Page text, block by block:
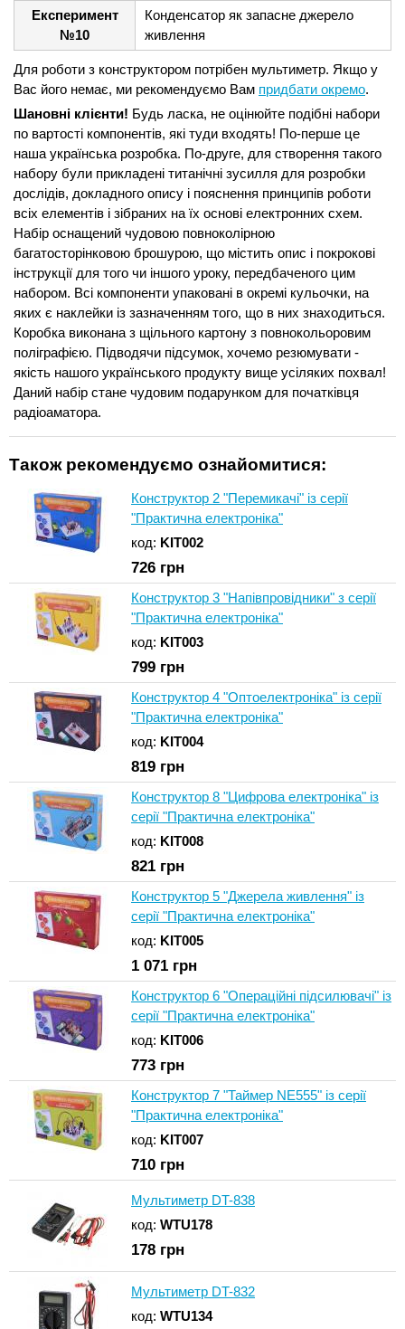
Експеримент
№10
Конденсатор як запасне джерело
живлення
Для роботи з конструктором потрібен мультиметр. Якщо у
Вас його немає, ми рекомендуємо Вам придбати окремо.
Шановні клієнти! Будь ласка, не оцінюйте подібні набори
по вартості компонентів, які туди входять! По-перше це
наша українська розробка. По-друге, для створення такого
набору були прикладені титанічні зусилля для розробки
дослідів, докладного опису і пояснення принципів роботи
всіх елементів і зібраних на їх основі електронних схем.
Набір оснащений чудовою повноколірною
багатосторінковою брошурою, що містить опис і покрокові
інструкції для того чи іншого уроку, передбаченого цим
набором. Всі компоненти упаковані в окремі кульочки, на
яких є наклейки із зазначенням того, що в них знаходиться.
Коробка виконана з щільного картону з повнокольоровим
поліграфією. Підводячи підсумок, хочемо резюмувати -
якість нашого українського продукту вище усіляких похвал!
Даний набір стане чудовим подарунком для початківця
радіоаматора.
Також рекомендуємо ознайомитися:
Конструктор 2 "Перемикачі" із серії
"Практична електроніка"
код: KIT002
726 грн
Конструктор 3 "Напівпровідники" з серії
"Практична електроніка"
код: KIT003
799 грн
Конструктор 4 "Оптоелектроніка" із серії
"Практична електроніка"
код: KIT004
819 грн
Конструктор 8 "Цифрова електроніка" із
серії "Практична електроніка"
код: KIT008
821 грн
Конструктор 5 "Джерела живлення" із
серії "Практична електроніка"
код: KIT005
1 071 грн
Конструктор 6 "Операційні підсилювачі" із
серії "Практична електроніка"
код: KIT006
773 грн
Конструктор 7 "Таймер NE555" із серії
"Практична електроніка"
код: KIT007
710 грн
Мультиметр DT-838
код: WTU178
178 грн
Мультиметр DT-832
код: WTU134